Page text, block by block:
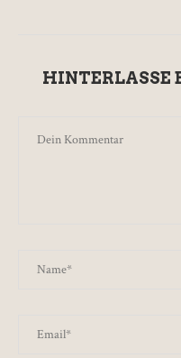
HINTERLASSE